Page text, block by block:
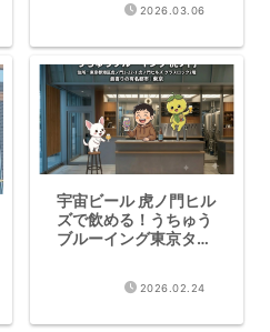
2026.03.06
宇宙ビール 虎ノ門ヒル
ズで飲める！うちゅう
ブルーイング東京タッ
2026.02.24